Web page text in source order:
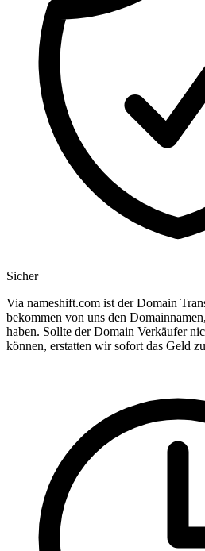
Sicher
Via nameshift.com ist der Domain
bekommen von uns den
haben. Sollte der Domain Verkäufer
können, erstatten wir sofort das Geld